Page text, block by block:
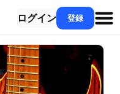
ログイン 登録